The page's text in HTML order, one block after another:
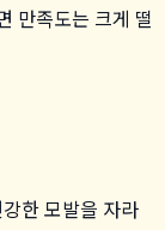
만족도는 크게 떨
한 모발을 자라